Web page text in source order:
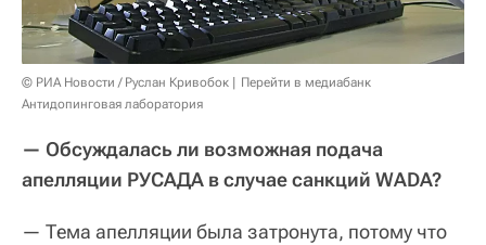
© РИА Новости / Руслан Кривобок
Перейти в медиабанк
Антидопинговая лаборатория
— Обсуждалась ли возможная подача
апелляции РУСАДА в случае санкций WADA?
— Тема апелляции была затронута, потому что